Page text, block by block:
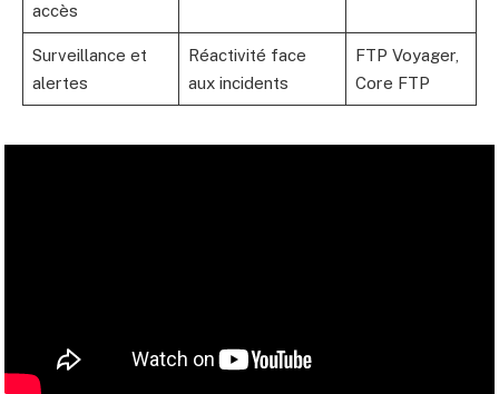
accès
Surveillance et
alertes
Réactivité face
aux incidents
FTP Voyager,
Core FTP